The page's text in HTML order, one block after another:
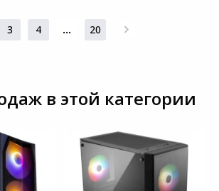
3 4 ... 20
в этой категории